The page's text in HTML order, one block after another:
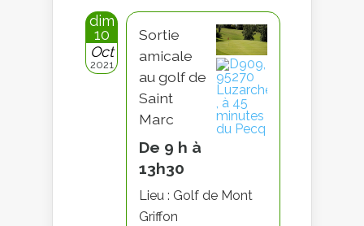
dim
10
Oct
2021
Sortie
amicale
au golf de
Saint
Marc
De 9 h à
13h30
Lieu : Golf de Mont
Griffon